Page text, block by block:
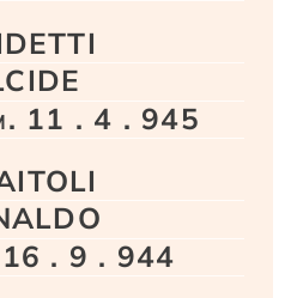
11 . 4 . 945
16 . 9 . 944